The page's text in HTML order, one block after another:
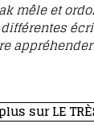
mêle et
sur LE